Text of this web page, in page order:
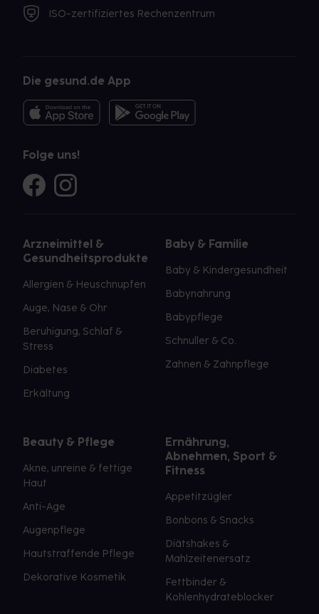
ISO-zertifiziertes Rechenzentrum
Die gesund.de App
Folge uns!
Arzneimittel &
Gesundheitsprodukte
Allergien & Heuschnupfen
Auge, Nase & Ohr
Beruhigung, Schlaf &
Stress
Diabetes
Erkältung
Baby & Familie
Baby & Kindergesundheit
Babynahrung
Babypflege
Schnuller & Co.
Zahnen & Zahnpflege
Beauty & Pflege
Akne, unreine & fettige
Haut
Anti-Age
Augenpflege
Hautstraffende Pflege
Dekorative Kosmetik
Ernährung,
Abnehmen, Sport &
Fitness
Appetitzügler
Bonbons & Snacks
Diätshakes &
Mahlzeitenersatz
Fettbinder &
Kohlenhydrateblocker